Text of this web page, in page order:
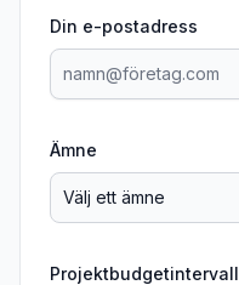
Din e-postadress
Ämne
Projektbudgetintervall